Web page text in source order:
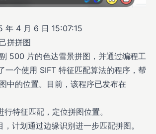
年 4 月 6 日 15:07:15
拼拼图
500 片的色达雪景拼图，并通过编程工
一个使用 SIFT 特征匹配算法的程序，帮
中的位置。目前，该程序已发布在
特征匹配，定位拼图位置。
计划通过边缘识别进一步匹配拼图。